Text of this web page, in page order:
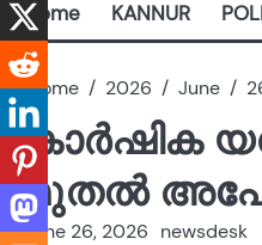
Home KANNUR
Home 2026 June
കാർഷിക
മുതൽ
June 26, 2026 newsdesk